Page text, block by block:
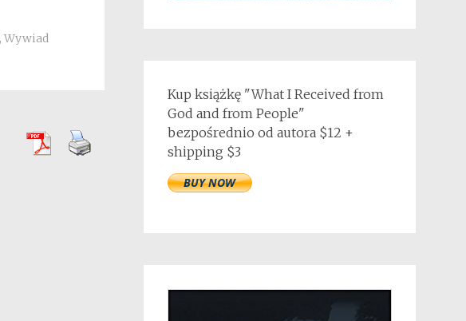
, Wywiad
Kup książkę "What I Received from
God and from People"
bezpośrednio od autora $12 +
shipping $3